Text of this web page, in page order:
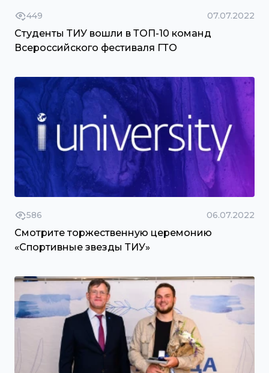
449 07.07.2022
Студенты ТИУ вошли в ТОП-10 команд
Всероссийского фестиваля ГТО
586 06.07.2022
Смотрите торжественную церемонию
«Спортивные звезды ТИУ»